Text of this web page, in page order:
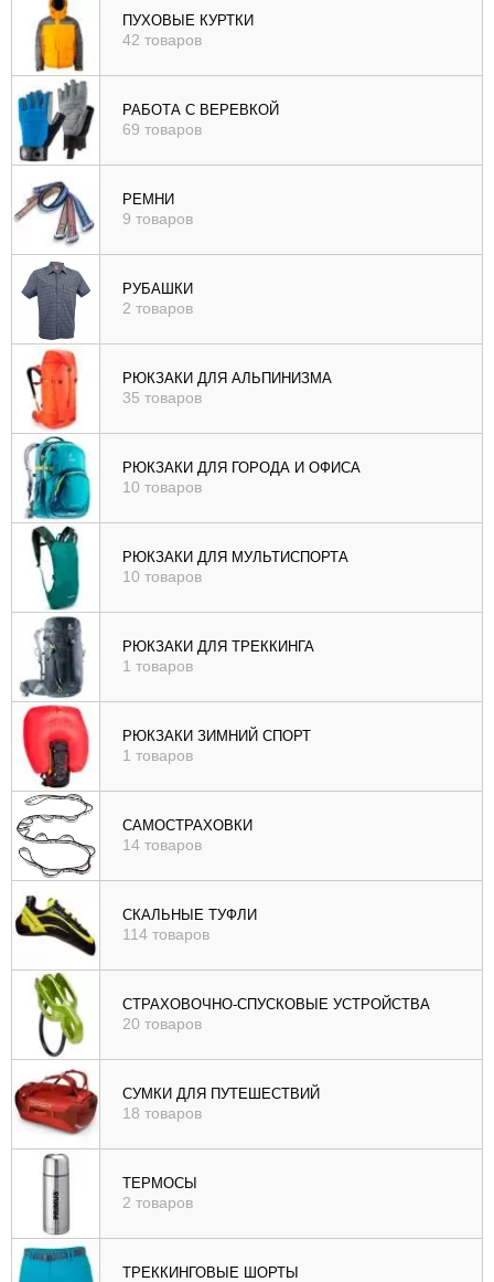
ПУХОВЫЕ КУРТКИ
42 товаров
РАБОТА С ВЕРЕВКОЙ
69 товаров
РЕМНИ
9 товаров
РУБАШКИ
2 товаров
РЮКЗАКИ ДЛЯ АЛЬПИНИЗМА
35 товаров
РЮКЗАКИ ДЛЯ ГОРОДА И ОФИСА
10 товаров
РЮКЗАКИ ДЛЯ МУЛЬТИСПОРТА
10 товаров
РЮКЗАКИ ДЛЯ ТРЕККИНГА
1 товаров
РЮКЗАКИ ЗИМНИЙ СПОРТ
1 товаров
САМОСТРАХОВКИ
14 товаров
СКАЛЬНЫЕ ТУФЛИ
114 товаров
СТРАХОВОЧНО-СПУСКОВЫЕ УСТРОЙСТВА
20 товаров
СУМКИ ДЛЯ ПУТЕШЕСТВИЙ
18 товаров
ТЕРМОСЫ
2 товаров
ТРЕККИНГОВЫЕ ШОРТЫ